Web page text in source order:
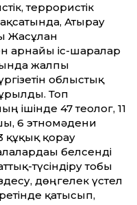
террористік
Атырау
Жасұлан
арнайы іс-шаралар
жалпы
облыстық
Топ
ішінде 47 теолог, 11
6 этномәдени
құқық қорғау
белсенді
түсіндіру тобы
дөңгелек үстел
қатысып,